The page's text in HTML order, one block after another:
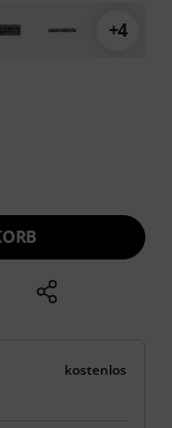
+4
kostenlos